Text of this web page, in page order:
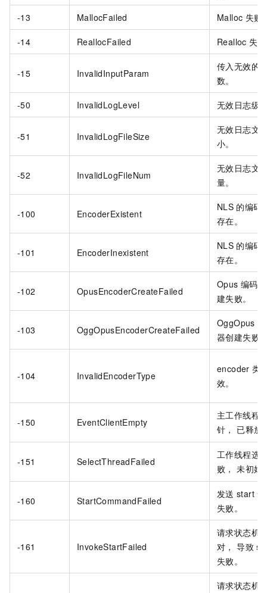
-13 MallocFailed Malloc 失败
-14 ReallocFailed Realloc 失
-15 InvalidInputParam
传入无效的
数。
-50 InvalidLogLevel 无效日志级
-51 InvalidLogFileSize
无效日志文
小。
-52 InvalidLogFileNum
无效日志文
量。
-100 EncoderExistent
NLS 的编码
存在。
-101 EncoderInexistent
NLS 的编码
存在。
-102 OpusEncoderCreateFailed
Opus 编码
建失败。
-103 OggOpusEncoderCreateFailed
OggOpus
器创建失败
-104 InvalidEncoderType
encoder 类
效。
-150 EventClientEmpty
主工作线程
针， 已释放
-151 SelectThreadFailed
工作线程选
败， 未初始
-160 StartCommandFailed
发送 start
失败。
-161 InvokeStartFailed
请求状态机
对， 导致
失败。
请求状态机